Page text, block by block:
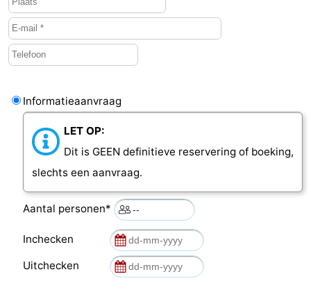
Informatieaanvraag
LET OP:
Dit is GEEN definitieve reservering of boeking,
slechts een aanvraag.
Aantal personen*
Inchecken
Uitchecken